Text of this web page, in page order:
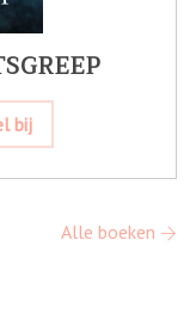
bij
Alle boeken